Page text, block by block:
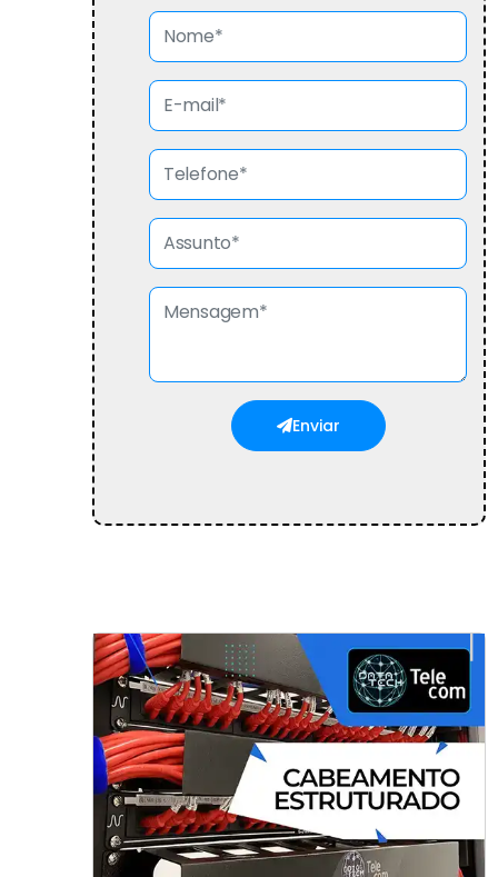
Enviar
CIA Especializada em instalação de
infraestrutura em SP